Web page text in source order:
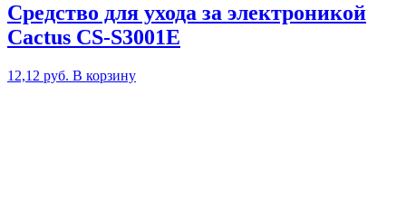
Средство для ухода за электроникой
Cactus CS-S3001E
12,12 руб. В корзину